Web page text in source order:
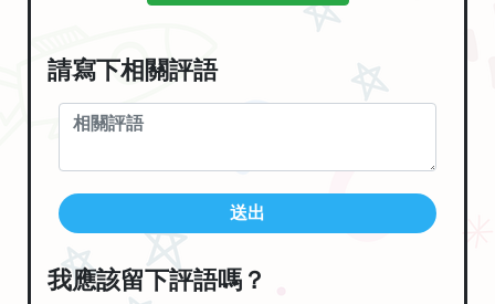
請寫下相關評語
送出
我應該留下評語嗎？